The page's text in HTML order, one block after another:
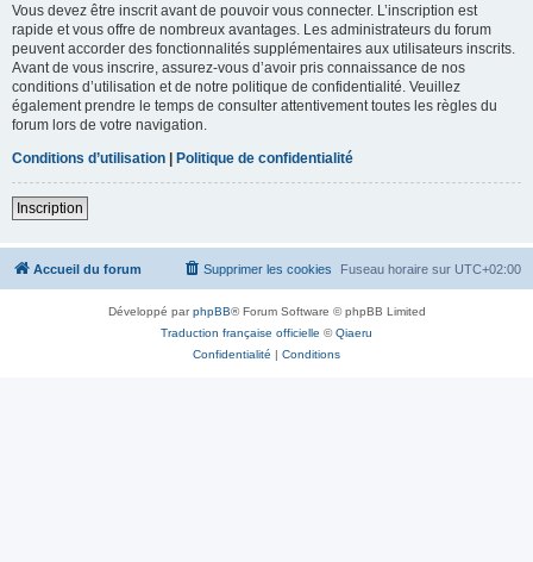
Vous devez être inscrit avant de pouvoir vous connecter. L’inscription est
rapide et vous offre de nombreux avantages. Les administrateurs du forum
peuvent accorder des fonctionnalités supplémentaires aux utilisateurs inscrits.
Avant de vous inscrire, assurez-vous d’avoir pris connaissance de nos
conditions d’utilisation et de notre politique de confidentialité. Veuillez
également prendre le temps de consulter attentivement toutes les règles du
forum lors de votre navigation.
Conditions d’utilisation | Politique de confidentialité
Inscription
Accueil du forum Fuseau horaire sur UTC+02:00
Supprimer les cookies
Développé parphpBB® Forum Software © phpBB Limited
Traduction française officielle ©Qiaeru
Confidentialité | Conditions